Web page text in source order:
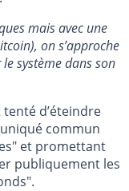
mais avec une
on s’approche
système dans son
d’éteindre
commun
et promettant
publiquement les